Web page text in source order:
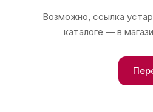
Возможно, ссылка
каталоге — в